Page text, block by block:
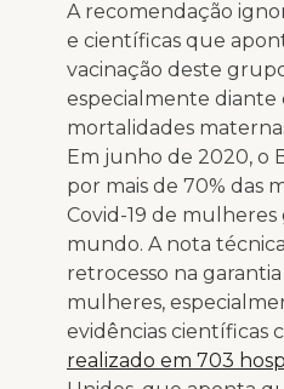
A recomendação
e científicas que
vacinação deste
especialmente diante
mortalidades
Em junho de 2020, o
por mais de 70% das
Covid-19 de
mundo. A nota
retrocesso na
mulheres,
evidências científicas
realizado em 703